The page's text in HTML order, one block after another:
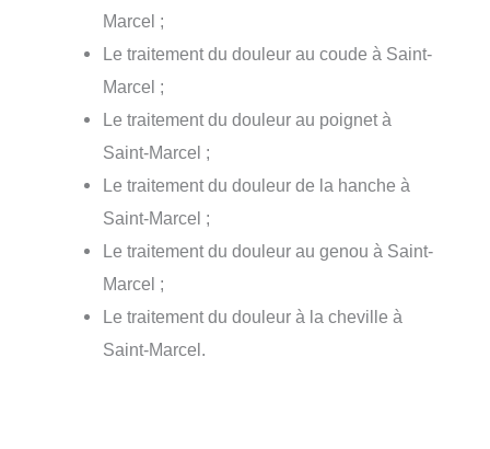
Marcel ;
Le traitement du douleur au coude à Saint-
Marcel ;
Le traitement du douleur au poignet à
Saint-Marcel ;
Le traitement du douleur de la hanche à
Saint-Marcel ;
Le traitement du douleur au genou à Saint-
Marcel ;
Le traitement du douleur à la cheville à
Saint-Marcel.